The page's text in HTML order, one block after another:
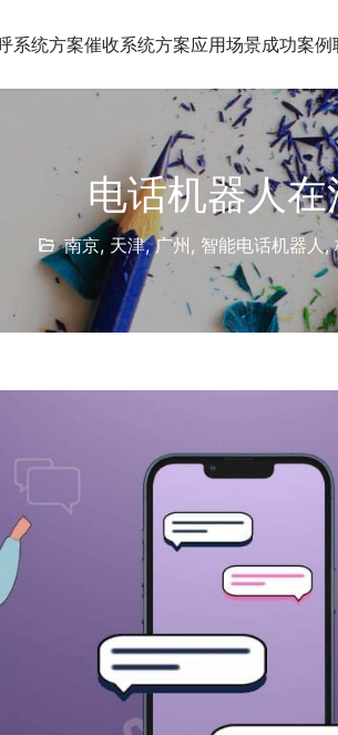
系统方案催收系统方案应用场景成功案例
电话机器人
南京, 天津,广州 , 智能电话机器人,